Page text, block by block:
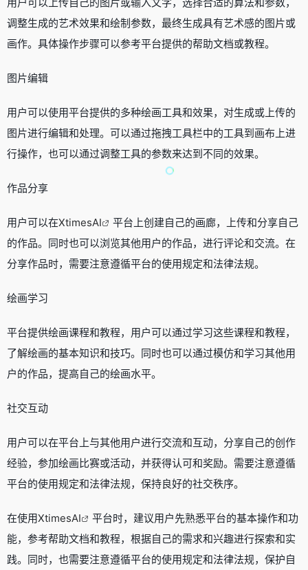
用户可以上传自己的图片或输入文字，选择合适的算法和参数，
调整生成的艺术效果和绘制参数，最终生成具有艺术感的图片或
画作。具体操作步骤可以参考平台提供的帮助文档或教程。
图片编辑
用户可以使用平台提供的多种绘画工具和效果，对生成或上传的
图片进行编辑和处理。可以通过拖拽工具栏中的工具到画布上进
行操作，也可以通过调整工具的参数来达到不同的效果。
作品分享
用户可以在XtimesAI
平台上创建自己的画廊，上传和分享自己
的作品。同时也可以浏览其他用户的作品，进行评论和交流。在
分享作品时，需要注意遵循平台的使用规定和法律法规。
绘画学习
平台提供绘画课程和教程，用户可以通过学习这些课程和教程，
了解绘画的基本知识和技巧。同时也可以通过模仿和学习其他用
户的作品，提高自己的绘画水平。
社交互动
用户可以在平台上与其他用户进行交流和互动，分享自己的创作
经验，参加绘画比赛或活动，并获得认可和奖励。需要注意遵循
平台的使用规定和法律法规，保持良好的社交秩序。
在使用XtimesAI
平台时，建议用户先熟悉平台的基本操作和功
能，参考帮助文档和教程，根据自己的需求和兴趣进行探索和实
践。同时，也需要注意遵循平台的使用规定和法律法规，保护自